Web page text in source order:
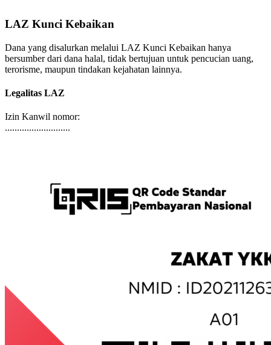
LAZ Kunci Kebaikan
Dana yang disalurkan melalui LAZ Kunci Kebaikan hanya
bersumber dari dana halal, tidak bertujuan untuk pencucian uang,
terorisme, maupun tindakan kejahatan lainnya.
Legalitas LAZ
Izin Kanwil nomor:
...........................